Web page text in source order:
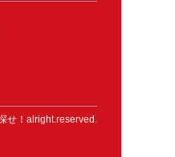
せ！alright.reserved.